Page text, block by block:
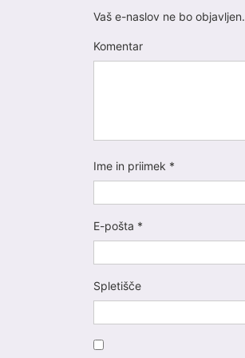
Vaš e-naslov ne bo objavljen.
Komentar
Ime in priimek *
E-pošta *
Spletišče